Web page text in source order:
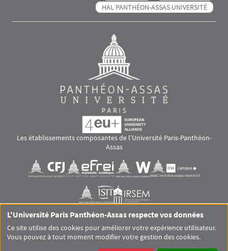
HAL PANTHÉON-ASSAS UNIVERSITÉ
Les établissements composantes de l’Université Paris-Panthéon-
Assas
Visuel svgVisuel svg Visuel svgVisuel svg
Visuel svgVisuel svg
RS footer
L'Université Paris Panthéon-Assas respecte vos données
Ce site utilise des cookies pour améliorer votre expérience utilisateur.
Vous pouvez à tout moment modifier votre gestion des cookies.